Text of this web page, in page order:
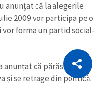
Copiază Link
anunțat că la alegerile
2009 vor participa pe o
forma un partid social-
anunțat că părăsește
și se retrage din politică.
Citește articolul